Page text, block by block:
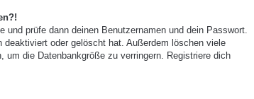
prüfe dann deinen Benutzernamen und dein Passwort.
oder gelöscht hat. Außerdem löschen viele
um die Datenbankgröße zu verringern. Registriere dich